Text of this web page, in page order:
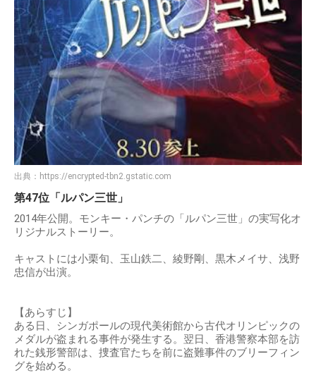
出典： https://encrypted-tbn2.gstatic.com
第47位「ルパン三世」
2014年公開。モンキー・パンチの「ルパン三世」の実写化オ
リジナルストーリー。
キャストには小栗旬、玉山鉄二、綾野剛、黒木メイサ、浅野
忠信が出演。
【あらすじ】
ある日、シンガポールの現代美術館から古代オリンピックの
メダルが盗まれる事件が発生する。翌日、香港警察本部を訪
れた銭形警部は、捜査官たちを前に盗難事件のブリーフィン
グを始める。